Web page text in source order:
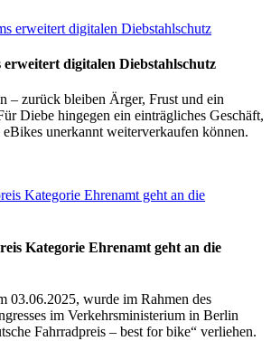
erweitert digitalen Diebstahlschutz
– zurück bleiben Ärger, Frust und ein
Diebe hingegen ein einträgliches Geschäft,
eBikes unerkannt weiterverkaufen können.
Kategorie Ehrenamt geht an die
03.06.2025, wurde im Rahmen des
im Verkehrsministerium in Berlin
Fahrradpreis – best for bike“ verliehen.